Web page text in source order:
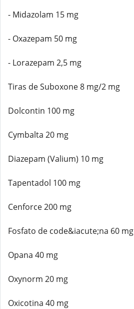
- Midazolam 15 mg
- Oxazepam 50 mg
- Lorazepam 2,5 mg
Tiras de Suboxone 8 mg/2 mg
Dolcontin 100 mg
Cymbalta 20 mg
Diazepam (Valium) 10 mg
Tapentadol 100 mg
Cenforce 200 mg
Fosfato de code&iacute;na 60 mg
Opana 40 mg
Oxynorm 20 mg
Oxicotina 40 mg